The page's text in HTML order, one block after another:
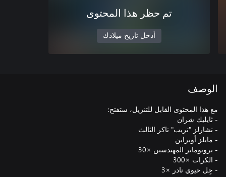
تم حظر هذا المحتوى
أدخل تاريخ ميلادك
الوصف